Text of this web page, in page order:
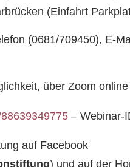
(Einfahrt
(0681/709450), E-
über Zoom
– Webinar-
auf Facebook
) und auf der